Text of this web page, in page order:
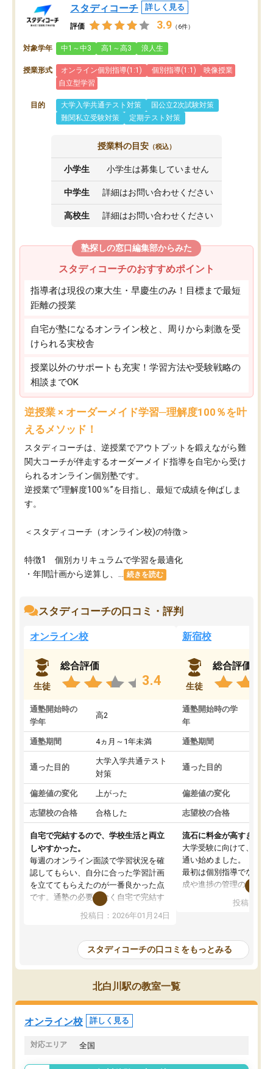
スタディコーチ 詳しく見る
評価 3.9 （6件）
対象学年 中1～中3 高1～高3 浪人生
授業形式 オンライン個別指導(1:1) 個別指導(1:1)
映像授業
自立型学習
目的 大学入学共通テスト対策
国公立2次試験対策
難関私立受験対策
定期テスト対策
授業料の目安 （税込）
小学生 小学生は募集していません
中学生 詳細はお問い合わせください
高校生 詳細はお問い合わせください
塾探しの窓口編集部からみた
スタディコーチのおすすめポイント
指導者は現役の東大生・早慶生のみ！目標まで最短
距離の授業
自宅が塾になるオンライン校と、周りから刺激を受
けられる実校舎
授業以外のサポートも充実！学習方法や受験戦略の
相談までOK
逆授業 × オーダーメイド学習─理解度100％を叶
えるメソッド！
スタディコーチは、逆授業でアウトプットを鍛えながら難
関大コーチが伴走するオーダーメイド指導を自宅から受け
られるオンライン個別塾です。
逆授業で“理解度100％”を目指し、最短で成績を伸ばしま
す。
＜スタディコーチ（オンライン校)の特徴＞
特徴1 個別カリキュラムで学習を最適化
・年間計画から逆算し、...
続きを読む
スタディコーチの口コミ・評判
オンライン校
生徒
総合評価
3.4
通塾開始時の
学年
高2
通塾期間 4ヵ月～1年未満
通った目的
大学入学共通テスト
対策
偏差値の変化 上がった
志望校の合格 合格した
自宅で完結するので、学校生活と両立
しやすかった。
毎週のオンライン面談で学習状況を確
認してもらい、自分に合った学習計画
を立ててもらえたのが一番良かった点
です。通塾の必要がなく自宅で完結す
たです。コーチが現役大学生で相談し
安も気軽に話せました。勉強習慣が身
についたと感じています。また、チャ
ットで質問できるのも便利でした。一
人では迷いがちだった受験勉強を、最
だと思います。
投稿日：2026年01月24日
新宿校
生徒
総合評価
通塾開始時の学
年
通塾期間
通った目的
偏差値の変化
志望校の合格
流石に料金が高すぎる
大学受験に向けて、高2
通い始めました。
最初は個別指導でなく、
成や進捗の管理のみのコ
じ個別指導コースに変更
性が良くなかったです。
モチベーションが上がら
にやめてしまいました。
の方の予定が空いていな
投稿日：
スタディコーチの口コミをもっとみる
北白川駅の教室一覧
オンライン校 詳しく見る
対応エリア 全国